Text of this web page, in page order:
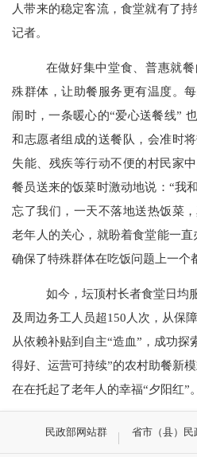
人带来的稳定客流，食堂就有了持
记者。
在做好集中堂食、普惠就
殊群体，让助餐服务更有温度。
闹时，一条暖心的“爱心送餐线”
和志愿者组成的送餐队，会准时
失能、残疾等行动不便的村民家
餐员送来的饭菜时激动地说： “我
忘了我们，一天不落地送热饭菜
老年人的关心，就盼着食堂能一直
确保了特殊群体在吃饭问题上一个
如今，坛顶村长者食堂日均
及周边务工人员超150 人次，从保
从依赖补贴到自主“造血” ，成功探
得好、运营可持续”的农村助餐新
在在托起了老年人的幸福“夕阳红”。
民政部网站群 省市（县）民